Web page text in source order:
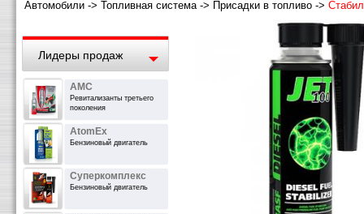
Автомобили -> Топливная система-> Присадки в топливо ->
Лидеры продаж
АМС
Ревитализанты третьего
поколения
AtomEx
Бензиновый двигатель
Суперкомплекс
Бензиновый двигатель